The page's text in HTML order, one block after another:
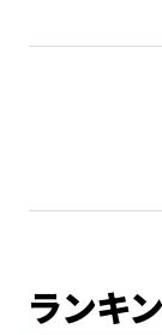
ランキ